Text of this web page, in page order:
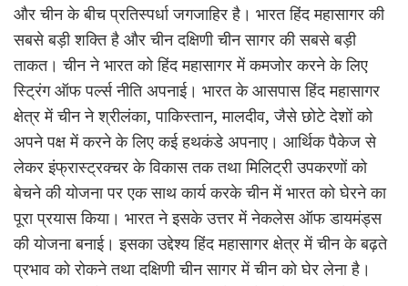
और चीन के बीच प्रतिस्पर्धा जगजाहिर है। भारत हिंद महासागर की
सबसे बड़ी शक्ति है और चीन दक्षिणी चीन सागर की सबसे बड़ी
ताकत। चीन ने भारत को हिंद महासागर में कमजोर करने के लिए
स्ट्रिंग ऑफ पर्ल्स नीति अपनाई। भारत के आसपास हिंद महासागर
क्षेत्र में चीन ने श्रीलंका, पाकिस्तान, मालदीव, जैसे छोटे देशों को
अपने पक्ष में करने के लिए कई हथकंडे अपनाए। आर्थिक पैकेज से
लेकर इंफ्रास्ट्रक्चर के विकास तक तथा मिलिट्री उपकरणों को
बेचने की योजना पर एक साथ कार्य करके चीन में भारत को घेरने का
पूरा प्रयास किया। भारत ने इसके उत्तर में नेकलेस ऑफ डायमंड्स
की योजना बनाई। इसका उद्देश्य हिंद महासागर क्षेत्र में चीन के बढ़ते
प्रभाव को रोकने तथा दक्षिणी चीन सागर में चीन को घेर लेना है।